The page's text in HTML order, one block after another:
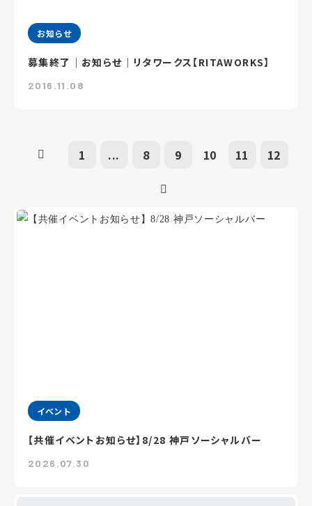
お知らせ
募集終了｜お知らせ｜リタワークス【RITAWORKS】
2016.11.08
1 ... 8 9 10 11 12
イベント
【共催イベントお知らせ】8/28 神戸ソーシャルバー
2026.07.30